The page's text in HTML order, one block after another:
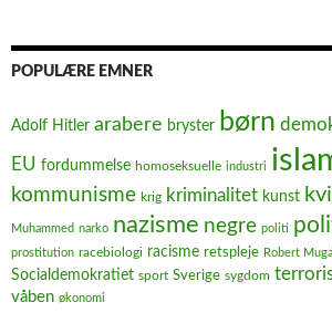
POPULÆRE EMNER
Adolf Hitler arabere bryster børn
EU fordummelse homoseksuelle industri
kommunisme krig kriminalitet kunst
Muhammed narko nazisme negre politi
prostitution racebiologi racisme retspleje Robert
Socialdemokratiet sport Sverige sygdom
våben økonomi